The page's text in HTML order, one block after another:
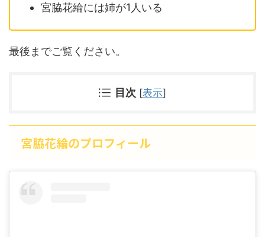
宮脇花綸には姉が1人いる
最後までご覧ください。
目次 [表示]
宮脇花綸のプロフィール